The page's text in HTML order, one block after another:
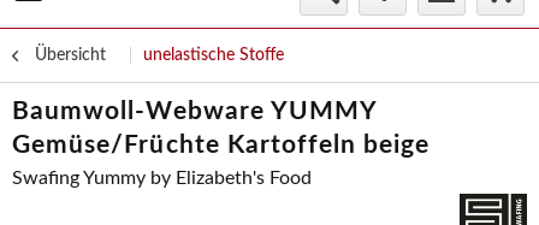
Übersicht unelastische Stoffe
Baumwoll-Webware YUMMY
Gemüse/Früchte Kartoffeln beige
Swafing Yummy by Elizabeth's Food